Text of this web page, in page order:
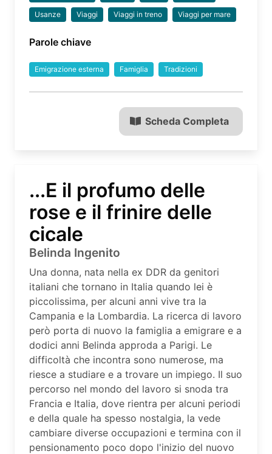
Usanze Viaggi Viaggi in treno Viaggi per mare
Parole chiave
Emigrazione esterna Famiglia Tradizioni
Scheda Completa
...E il profumo delle
rose e il frinire delle
cicale
Belinda Ingenito
Una donna, nata nella ex DDR da genitori
italiani che tornano in Italia quando lei è
piccolissima, per alcuni anni vive tra la
Campania e la Lombardia. La ricerca di lavoro
però porta di nuovo la famiglia a emigrare e a
dodici anni Belinda approda a Parigi. Le
difficoltà che incontra sono numerose, ma
riesce a studiare e a trovare un impiego. Il suo
percorso nel mondo del lavoro si snoda tra
Francia e Italia, dove rientra per alcuni periodi
e della quale ha spesso nostalgia, la vede
cambiare diverse occupazioni e termina con il
pensionamento poco dopo l'inizio del nuovo